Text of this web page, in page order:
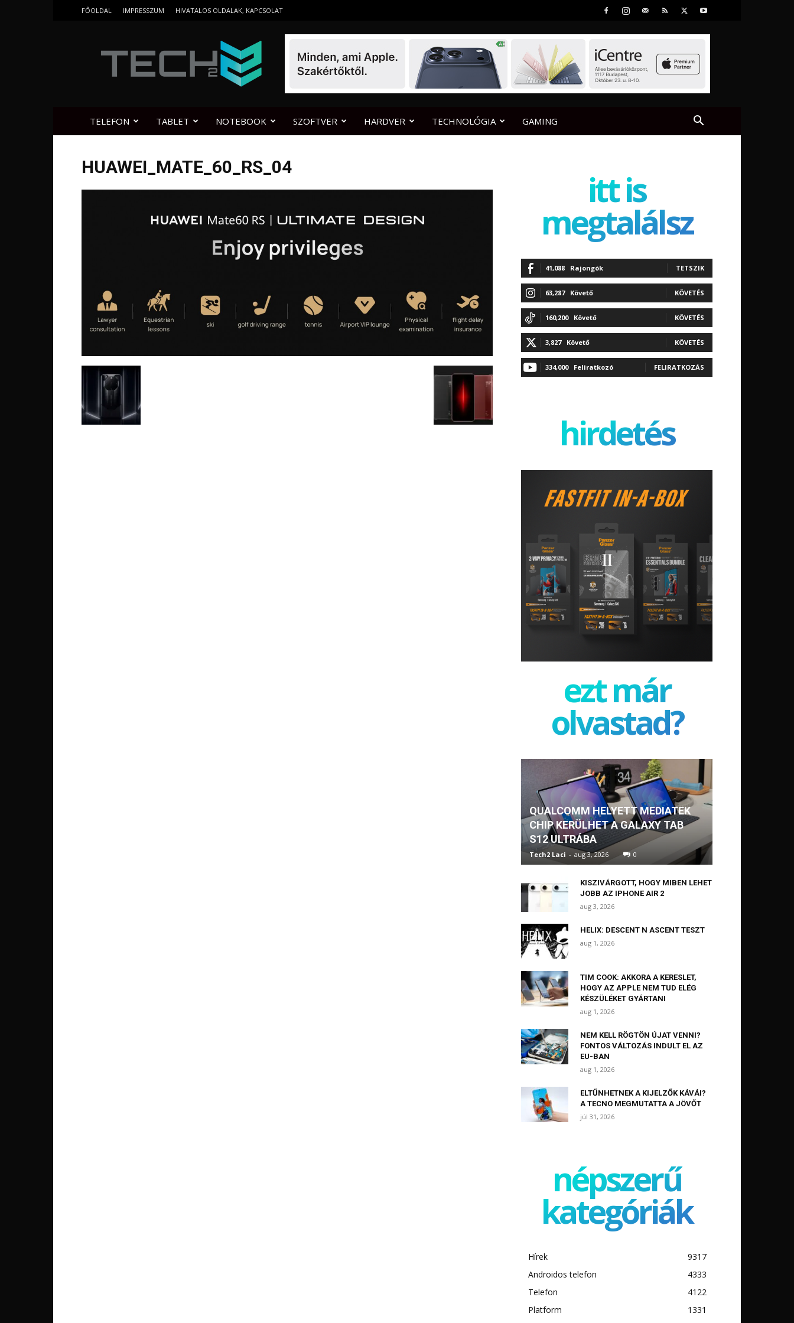
FŐOLDAL IMPRESSZUM HIVATALOS OLDALAK, KAPCSOLAT
TELEFON TABLET NOTEBOOK SZOFTVER HARDVER TECHNOLÓGIA GAMING
HUAWEI_MATE_60_RS_04
itt is
megtalálsz
41,088 Rajongók TETSZIK
63,287 Követő KÖVETÉS
160,200 Követő KÖVETÉS
3,827 Követő KÖVETÉS
334,000 Feliratkozó FELIRATKOZÁS
hirdetés
ezt már
olvastad?
QUALCOMM HELYETT MEDIATEK
CHIP KERÜLHET A GALAXY TAB
S12 ULTRÁBA
Tech2 Laci - aug 3, 2026 0
KISZIVÁRGOTT, HOGY MIBEN LEHET
JOBB AZ IPHONE AIR 2
aug 3, 2026
HELIX: DESCENT N ASCENT TESZT
aug 1, 2026
TIM COOK: AKKORA A KERESLET,
HOGY AZ APPLE NEM TUD ELÉG
KÉSZÜLÉKET GYÁRTANI
aug 1, 2026
NEM KELL RÖGTÖN ÚJAT VENNI?
FONTOS VÁLTOZÁS INDULT EL AZ
EU-BAN
aug 1, 2026
ELTŰNHETNEK A KIJELZŐK KÁVÁI?
A TECNO MEGMUTATTA A JÖVŐT
júl 31, 2026
népszerű
kategóriák
Hírek
9317
Androidos telefon
4333
Telefon
4122
Platform
1331